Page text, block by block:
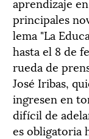
principales
lema "La
hasta el 8 de
rueda de
José Iribas,
ingresen en
difícil de
es obligatoria